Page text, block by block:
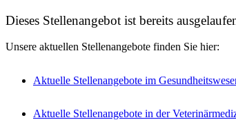
Dieses Stellenangebot ist bereits
Unsere aktuellen Stellenangebote finden Sie hier:
Aktuelle Stellenangebote im
Aktuelle Stellenangebote in der